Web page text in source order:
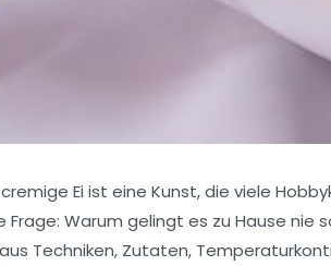
Ei ist eine Kunst, die viele
Frage: Warum gelingt es zu Hause nie
Techniken, Zutaten,